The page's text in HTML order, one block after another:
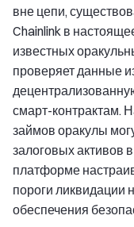
вне цепи,
Chainlink в
известных
проверяет данные
смарт-контрактам.
займов оракулы
залоговых активов
платформе
пороги ликвидации
обеспечения